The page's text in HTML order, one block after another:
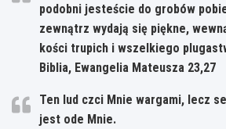
podobni jesteście do grobów
zewnątrz wydają się piękne,
kości trupich i wszelkiego
Biblia, Ewangelia Mateusza 23,27
Ten lud czci Mnie wargami, lecz
jest ode Mnie.